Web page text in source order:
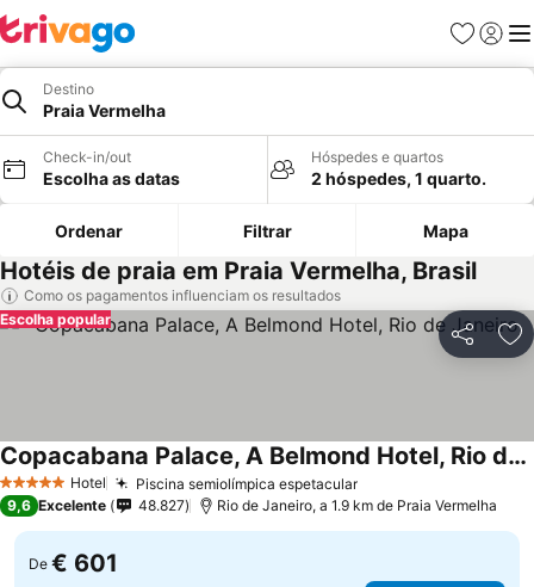
Favoritos
Iniciar
Destino
Praia Vermelha
Check-in/out
Escolha as datas
Hóspedes e quartos
2 hóspedes, 1 quarto.
Ordenar Filtrar Mapa
Hotéis de praia em Praia Vermelha, Brasil
Como os pagamentos influenciam os resultados
Partilhar
Escolha popular
5 Estrelas Hotel Piscina semiolímpica espetacular
Copacabana Palace, A Belmond Hotel, Rio de Janeiro
9,6 Excelente 48.827 Rio de Janeiro, a 1.9 km de Praia Vermelha
De € 601